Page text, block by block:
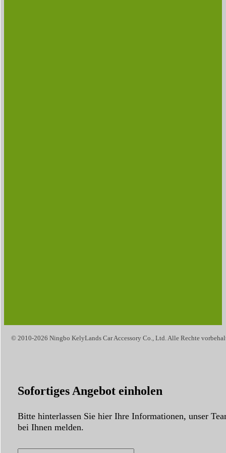
© 2010-2026 Ningbo KelyLands Car Accessory Co., Ltd. Alle Rechte
Sofortiges Angebot einholen
Bitte hinterlassen Sie hier Ihre Informationen, unser
bei Ihnen melden.